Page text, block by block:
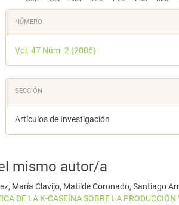
Detalles
del
artículo
NÚMERO
Vol. 47 Núm. 2 (2006)
SECCIÓN
Artículos de Investigación
mismo autor/a
María Clavijo, Matilde Coronado, Santiago
DE LA K-CASEÍNA SOBRE LA